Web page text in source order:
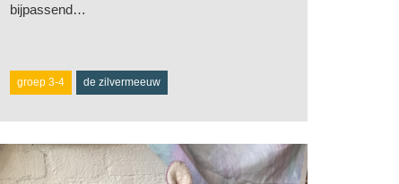
bijpassend…
groep 3-4 de zilvermeeuw